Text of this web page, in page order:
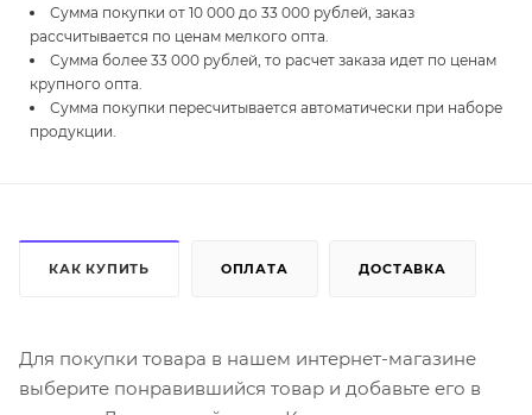
Сумма покупки от 10 000 до 33 000 рублей, заказ
рассчитывается по ценам мелкого опта.
Сумма более 33 000 рублей, то расчет заказа идет по ценам
крупного опта.
Сумма покупки пересчитывается автоматически при наборе
продукции.
КАК КУПИТЬ ОПЛАТА ДОСТАВКА
Для покупки товара в нашем интернет-магазине
выберите понравившийся товар и добавьте его в